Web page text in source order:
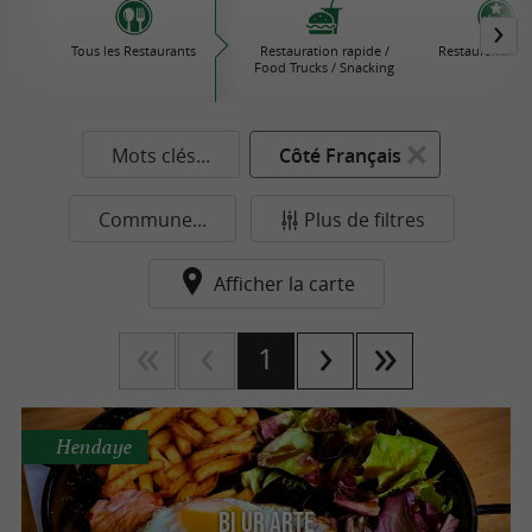
Tous les Restaurants
Restauration rapide /
Food Trucks / Snacking
Restaurants
Mots clés... Côté Français
Commune... Plus de filtres
Afficher la carte
1
Bi Ur Arte
Hendaye